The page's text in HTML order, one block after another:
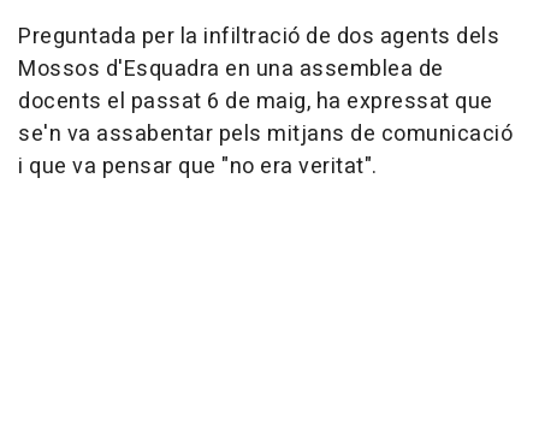
Preguntada per la infiltració de dos agents dels
Mossos d'Esquadra en una assemblea de
docents el passat 6 de maig, ha expressat que
se'n va assabentar pels mitjans de comunicació
i que va pensar que "no era veritat".